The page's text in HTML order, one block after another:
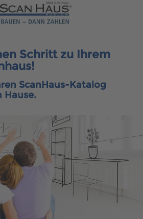
Schritt zu Ihrem
ScanHaus-Katalog
Hause.